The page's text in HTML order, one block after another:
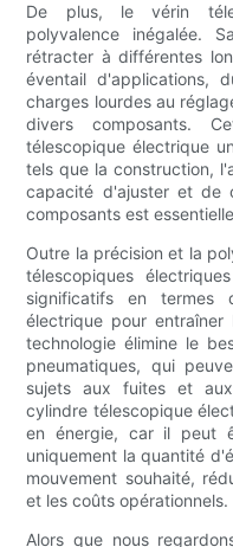
De plus, le vérin
polyvalence inégalée.
rétracter à différentes
éventail d'applications,
charges lourdes au
divers composants.
télescopique électrique
tels que la construction,
capacité d'ajuster et de
composants est
Outre la précision et la
télescopiques
significatifs en termes
électrique pour entraîner
technologie élimine le
pneumatiques, qui
sujets aux fuites et
cylindre télescopique
en énergie, car il peut
uniquement la quantité
mouvement souhaité,
et les coûts opérationnels.
Alors que nous